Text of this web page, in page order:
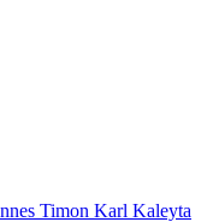
Timon Karl Kaleyta